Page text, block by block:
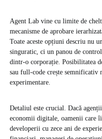
Agent Lab vine cu limite de
mecanisme de aprobare
Toate aceste opțiuni descriu nu
singuratic, ci un panou de
dintr-o corporație. Posibilitatea
sau full-code crește semnificativ
experimentare.
Detaliul este crucial. Dacă
economii digitale, oamenii care
developerii cu zece ani de